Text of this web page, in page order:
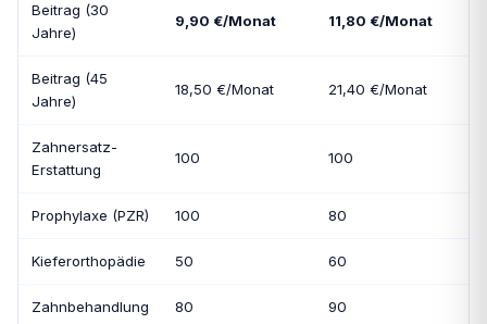
Beitrag (30
Jahre)
9,90 €/Monat 11,80 €/Monat
Beitrag (45
Jahre)
18,50 €/Monat 21,40 €/Monat
Zahnersatz-
Erstattung
100 100
Prophylaxe (PZR) 100 80
Kieferorthopädie 50 60
Zahnbehandlung 80 90